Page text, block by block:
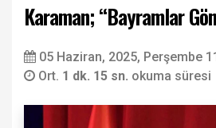
Karaman; “Bayramlar
05 Haziran, 2025, Perşembe
Ort. 1 dk. 15 sn. okuma süresi